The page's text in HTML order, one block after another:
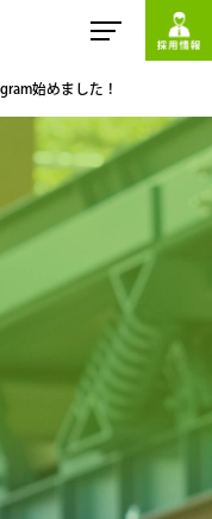
始めました！